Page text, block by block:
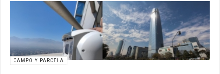
CAMPO Y PARCELA